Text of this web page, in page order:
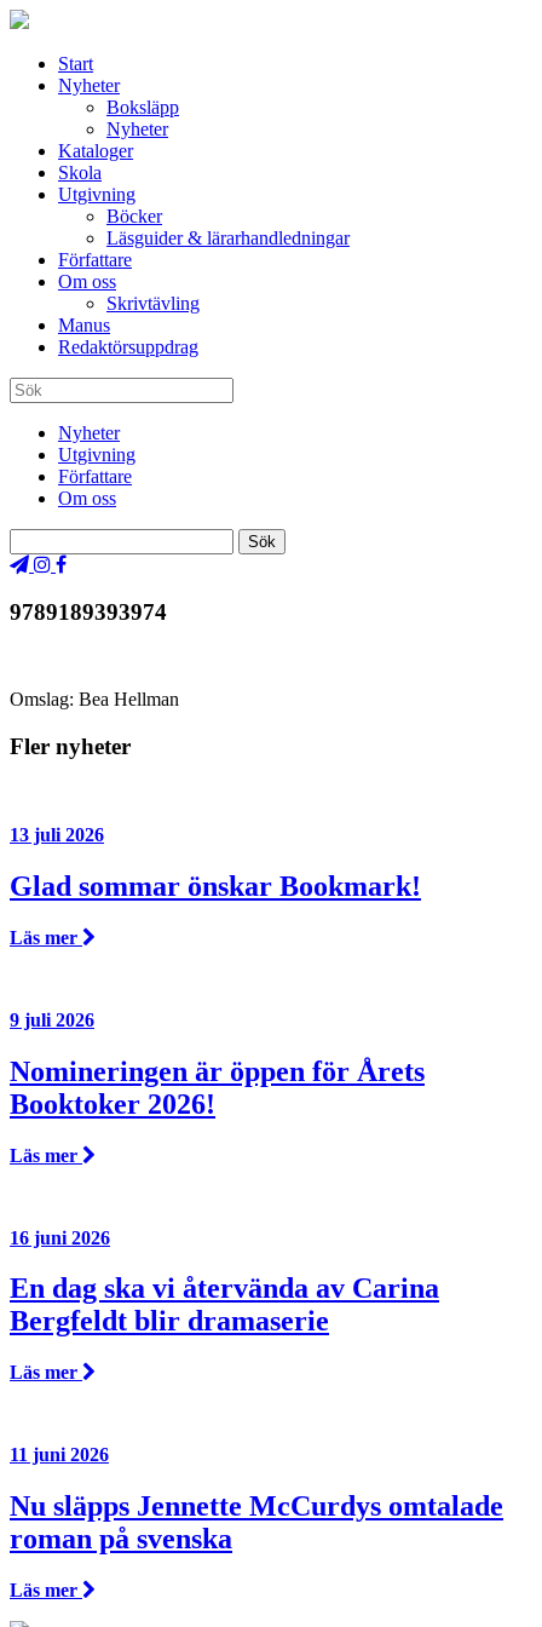
Start
Nyheter
Boksläpp
Nyheter
Kataloger
Skola
Utgivning
Böcker
Läsguider & lärarhandledningar
Författare
Om oss
Skrivtävling
Manus
Redaktörsuppdrag
Nyheter
Utgivning
Författare
Om oss
9789189393974
Omslag: Bea Hellman
Fler nyheter
13 juli 2026
Glad sommar önskar Bookmark!
Läs mer
9 juli 2026
Nomineringen är öppen för Årets
Booktoker 2026!
Läs mer
16 juni 2026
En dag ska vi återvända av Carina
Bergfeldt blir dramaserie
Läs mer
11 juni 2026
Nu släpps Jennette McCurdys omtalade
roman på svenska
Läs mer